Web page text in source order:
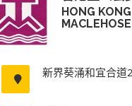
HONG
新界葵涌和宜合道